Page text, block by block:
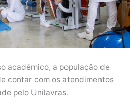
acadêmico, a população de
contar com os atendimentos
pelo Unilavras.